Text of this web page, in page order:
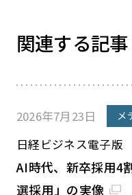
関連する記事
2026年7月23日 メ
日経ビジネス電子版
AI時代、新卒採用
選採用」の実像